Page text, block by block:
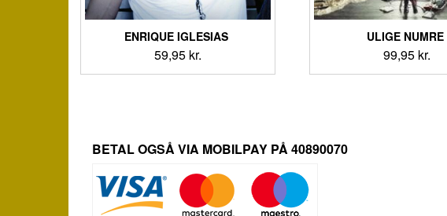
ENRIQUE IGLESIAS ‎
59,95 kr.
ULIGE NUMRE ‎
99,95 kr.
BETAL OGSÅ VIA MOBILPAY PÅ 40890070